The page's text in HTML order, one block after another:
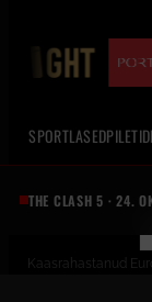
THE CLASH 5 · 24.
SPORTLASEDPILETID
Kaasrahastanud